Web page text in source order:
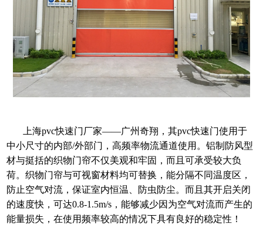
上海pvc快速门厂家——广州奇翔，其pvc快速门使用于
中小尺寸的内部/外部门，高频率物流通道使用。铝制防风型
材与挺括的织物门帘不仅美观和牢固，而且可承受较大负
荷。织物门帘与可视窗材料均可替换，能分隔不同温度区，
防止空气对流，保证室内恒温、防虫防尘。而且其开启关闭
的速度快，可达0.8-1.5m/s，能够减少因为空气对流而产生的
能量损失，在使用频率较高的情况下具有良好的稳定性！